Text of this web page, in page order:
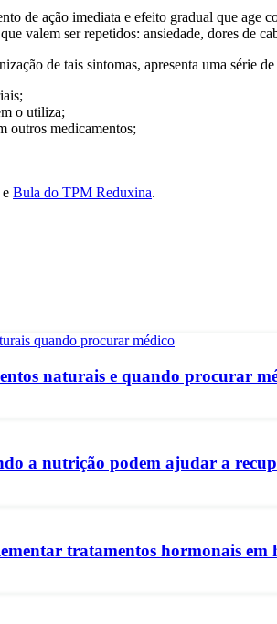
de ação imediata e efeito gradual que age
valem ser repetidos: ansiedade, dores de
de tais sintomas, apresenta uma série
o utiliza;
outros medicamentos;
Bula do TPM Reduxina.
naturais e quando procurar
a nutrição podem ajudar a
tratamentos hormonais em